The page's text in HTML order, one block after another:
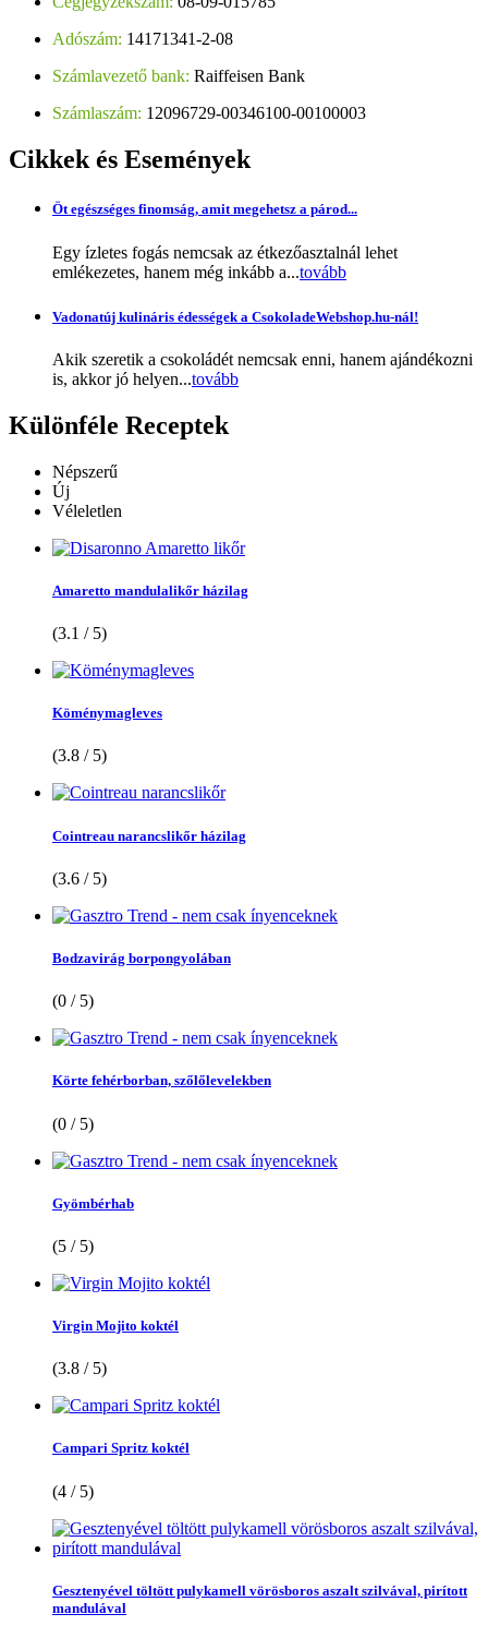
Adószám: 14171341-2-08
Számlavezető bank: Raiffeisen Bank
Számlaszám: 12096729-00346100-00100003
Cikkekés Események
Öt egészséges finomság, amit megehetsz a párod...
Egy ízletes fogás nemcsak az étkezőasztalnál lehet
emlékezetes, hanem még inkább a...tovább
Vadonatúj kulináris édességek a CsokoladeWebshop.hu-nál!
Akik szeretik a csokoládét nemcsak enni, hanem ajándékozni
is, akkor jó helyen...tovább
Különféle Receptek
Népszerű
Új
Véleletlen
Amaretto mandulalikőr házilag
(3.1 / 5)
Köménymagleves
(3.8 / 5)
Cointreau narancslikőr házilag
(3.6 / 5)
Bodzavirág borpongyolában
(0 / 5)
Körte fehérborban, szőlőlevelekben
(0 / 5)
Gyömbérhab
(5 / 5)
Virgin Mojito koktél
(3.8 / 5)
Campari Spritz koktél
(4 / 5)
Gesztenyével töltött pulykamell vörösboros aszalt szilvával, pirított
mandulával